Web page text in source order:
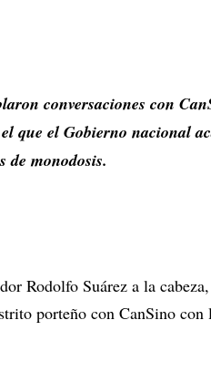
conversaciones con
que el Gobierno nacional
de monodosis.
Rodolfo Suárez a la
porteño con CanSino con